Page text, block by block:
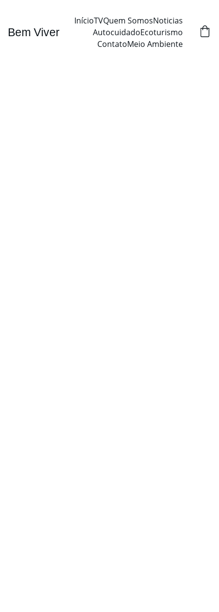
Bem Viver
InícioTVQuem SomosNoticias
AutocuidadoEcoturismo
ContatoMeio Ambiente